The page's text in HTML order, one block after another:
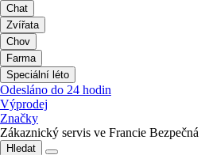
Chat
Zvířata
Chov
Farma
Speciální léto
Odesláno do 24 hodin
Výprodej
Značky
Zákaznický servis ve Francie Bezpečná
Hledat